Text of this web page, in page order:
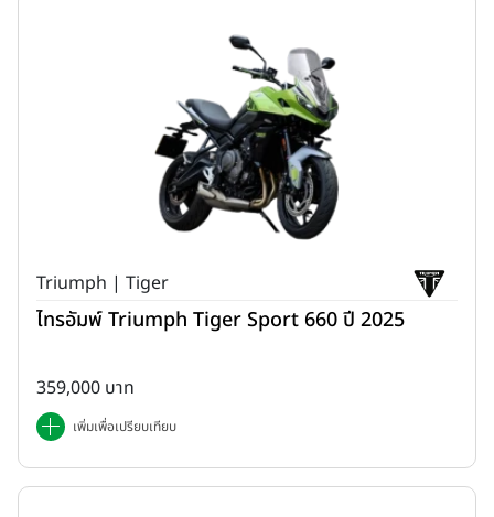
Triumph | Tiger
ไทรอัมพ์ Triumph Tiger Sport 660 ปี 2025
359,000 บาท
เพิ่มเพื่อเปรียบเทียบ